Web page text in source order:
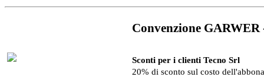
Convenzione
Sconti per i clienti Tecno Srl
20% di sconto sul costo